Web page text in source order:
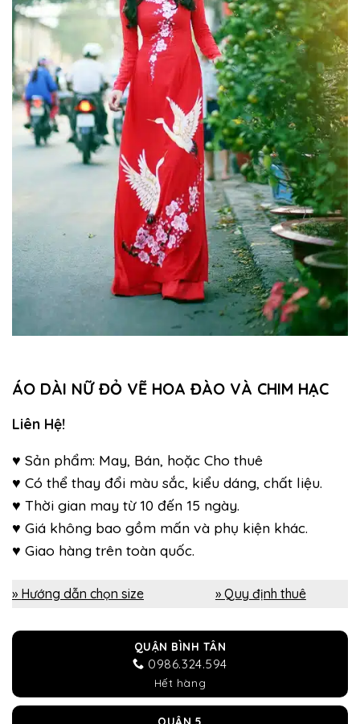
ÁO DÀI NỮ ĐỎ VẼ HOA ĐÀO VÀ CHIM HẠC
Liên Hệ!
♥ Sản phẩm: May, Bán, hoặc Cho thuê
♥ Có thể thay đổi màu sắc, kiểu dáng, chất liệu.
♥ Thời gian may từ 10 đến 15 ngày.
♥ Giá không bao gồm mấn và phụ kiện khác.
♥ Giao hàng trên toàn quốc.
» Hướng dẫn chọn size » Quy định thuê
QUẬN BÌNH TÂN
0986.324.594
Hết hàng
QUẬN 5